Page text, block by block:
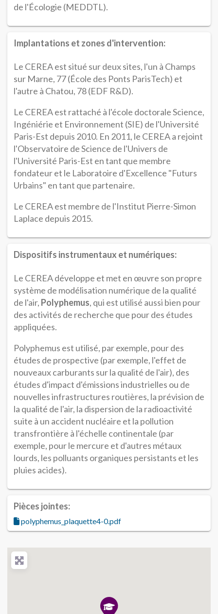
de l'Écologie (MEDDTL).
Implantations et zones d'intervention:
Le CEREA est situé sur deux sites, l'un à Champs
sur Marne, 77 (École des Ponts ParisTech) et
l'autre à Chatou, 78 (EDF R&D).
Le CEREA est rattaché à l'école doctorale Science,
Ingéniérie et Environnement (SIE) de l'Université
Paris-Est depuis 2010. En 2011, le CEREA a rejoint
l'Observatoire de Science de l'Univers de
l'Université Paris-Est en tant que membre
fondateur et le Laboratoire d'Excellence "Futurs
Urbains" en tant que partenaire.
Le CEREA est membre de l'Institut Pierre-Simon
Laplace depuis 2015.
Dispositifs instrumentaux et numériques:
Le CEREA développe et met en œuvre son propre
système de modélisation numérique de la qualité
de l'air, Polyphemus, qui est utilisé aussi bien pour
des activités de recherche que pour des études
appliquées.
Polyphemus est utilisé, par exemple, pour des
études de prospective (par exemple, l'effet de
nouveaux carburants sur la qualité de l'air), des
études d'impact d'émissions industrielles ou de
nouvelles infrastructures routières, la prévision de
la qualité de l'air, la dispersion de la radioactivité
suite à un accident nucléaire et la pollution
transfrontière à l'échelle continentale (par
exemple, pour le mercure et d'autres métaux
lourds, les polluants organiques persistants et les
pluies acides).
Pièces jointes:
polyphemus_plaquette4-0.pdf